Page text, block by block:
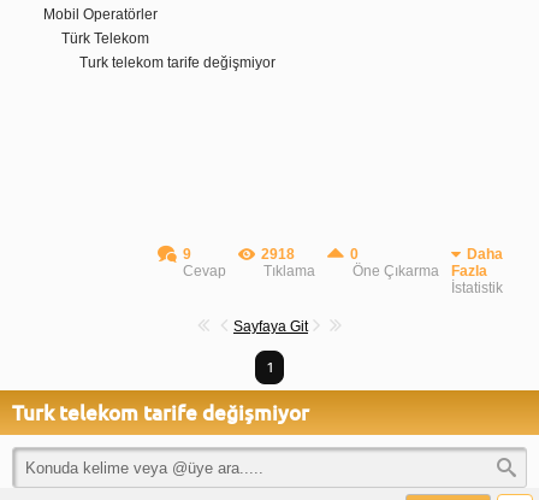
Mobil Operatörler
Türk Telekom
Turk telekom tarife değişmiyor
9
Cevap
2918
Tıklama
0
Öne Çıkarma
Daha
Fazla
İstatistik
Sayfaya Git
1
Turk telekom tarife değişmiyor